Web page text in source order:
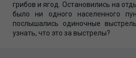
грибов и ягод. Остановились на
было ни одного населенного
послышались одиночные
узнать, что это за выстрелы?